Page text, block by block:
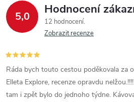
5,0 Hodnocení
12 hodnocení
Zobrazit recenze
Ráda bych touto cestou poděkovala za
Elleta Explore, recenze opravdu
tam i zpět bylo do jednoho týdne.